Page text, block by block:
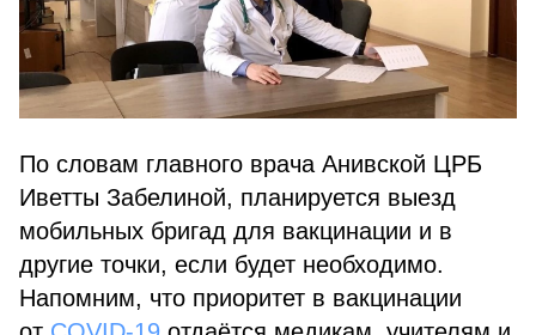
По словам главного врача Анивской ЦРБ
Иветты Забелиной, планируется выезд
мобильных бригад для вакцинации и в
другие точки, если будет необходимо.
Напомним, что приоритет в вакцинации